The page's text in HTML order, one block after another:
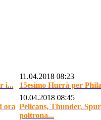
i...
11.04.2018 08:23
15esimo Hurrà per
ora
10.04.2018 08:45
Pelicans, Thunder,
poltrona...